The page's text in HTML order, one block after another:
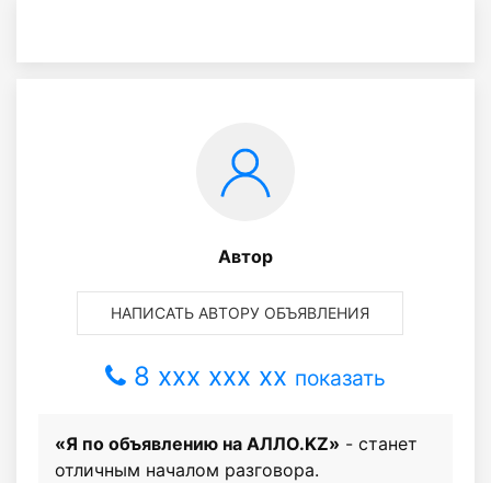
Автор
НАПИСАТЬ АВТОРУ ОБЪЯВЛЕНИЯ
8 xxx xxx xx показать
«Я по объявлению на АЛЛО.KZ» - станет
отличным началом разговора.